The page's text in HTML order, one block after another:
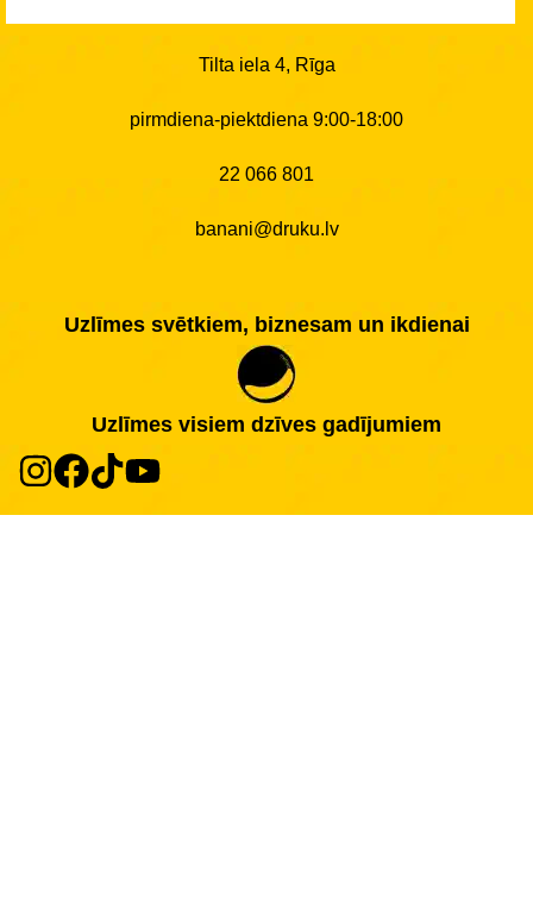
Tilta iela 4, Rīga
pirmdiena-piektdiena 9:00-18:00
22 066 801
banani@druku.lv
Uzlīmes svētkiem, biznesam un ikdienai
Uzlīmes visiem dzīves gadījumiem